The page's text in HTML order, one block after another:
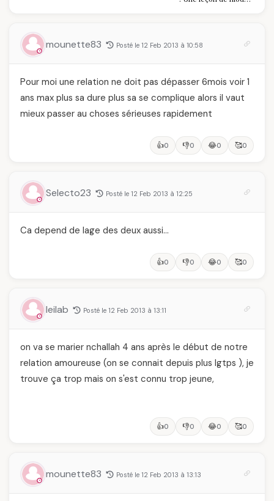
mounette83 Posté le 12 Feb 2013 à 10:58
Pour moi une relation ne doit pas dépasser 6mois voir 1
ans max plus sa dure plus sa se complique alors il vaut
mieux passer au choses sérieuses rapidement
👍0 👎0 😂0 🥰0
Selecto23 Posté le 12 Feb 2013 à 12:25
Ca depend de lage des deux aussi…
👍0 👎0 😂0 🥰0
leilab Posté le 12 Feb 2013 à 13:11
on va se marier nchallah 4 ans après le début de notre
relation amoureuse (on se connait depuis plus lgtps ), je
trouve ça trop mais on s'est connu trop jeune,
👍0 👎0 😂0 🥰0
mounette83 Posté le 12 Feb 2013 à 13:13